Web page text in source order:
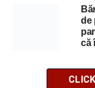
de
că